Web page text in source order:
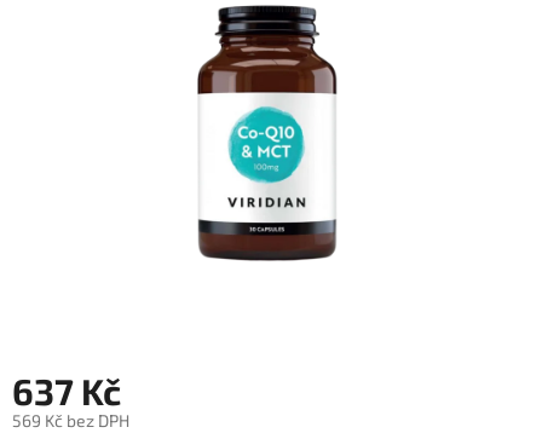
637 Kč
569 Kč bez DPH